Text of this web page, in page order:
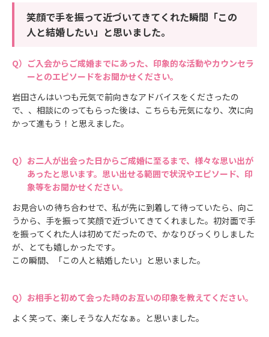
笑顔で手を振って近づいてきてくれた瞬間「この
人と結婚したい」と思いました。
ご入会からご成婚までにあった、印象的な活動やカウンセラ
ーとのエピソードをお聞かせください。
岩田さんはいつも元気で前向きなアドバイスをくださったの
で、、相談にのってもらった後は、こちらも元気になり、次に向
かって進もう！と思えました。
お二人が出会った日からご成婚に至るまで、様々な思い出が
あったと思います。思い出せる範囲で状況やエピソード、印
象等をお聞かせください。
お見合いの待ち合わせで、私が先に到着して待っていたら、向こ
うから、手を振って笑顔で近づいてきてくれました。初対面で手
を振ってくれた人は初めてだったので、かなりびっくりしました
が、とても嬉しかったです。
この瞬間、「この人と結婚したい」と思いました。
お相手と初めて会った時のお互いの印象を教えてください。
よく笑って、楽しそうな人だなぁ。と思いました。